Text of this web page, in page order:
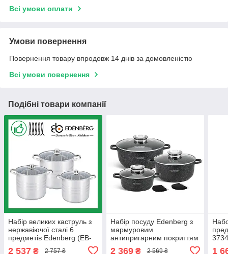
Всі умови оплати
Умови повернення
Повернення товару впродовж 14 днів за домовленістю
Всі умови повернення
Подібні товари компанії
Набір великих каструль з
нержавіючої сталі 6
предметів Edenberg (EB-
2 537 ₴ 2 757 ₴
Набір посуду Edenberg з
мармуровим
антипригарним покриттям
2 369₴ 2 569 ₴ 1